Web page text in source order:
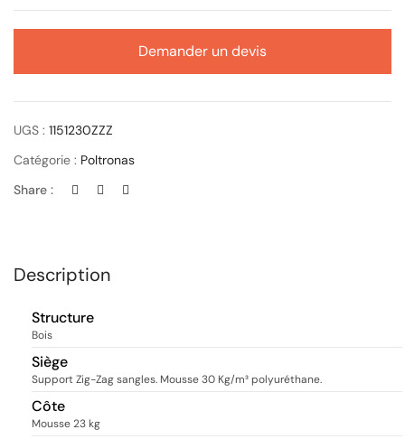
Demander un devis
UGS : 1151230ZZZ
Catégorie : Poltronas
Share :
Description
Structure
Bois
Siège
Support Zig-Zag sangles. Mousse 30 Kg/m³ polyuréthane.
Côte
Mousse 23 kg